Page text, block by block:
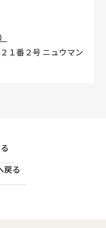
１番２号 ニュウマン
戻る